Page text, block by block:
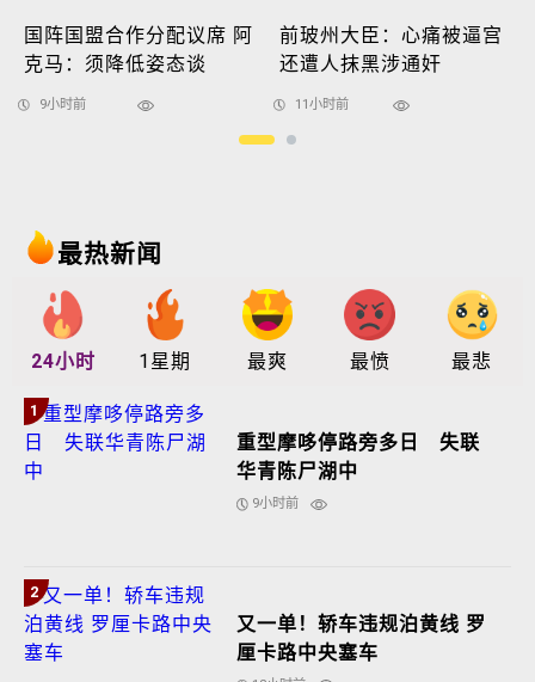
国阵国盟合作分配议席 阿
克马：须降低姿态谈
9小时前
前玻州大臣：心痛被逼宫
还遭人抹黑涉通奸
11小时前
最热新闻
24小时 1星期 最爽 最愤 最悲
1
重型摩哆停路旁多日 失联
华青陈尸湖中
9小时前
2
又一单！轿车违规泊黄线 罗
厘卡路中央塞车